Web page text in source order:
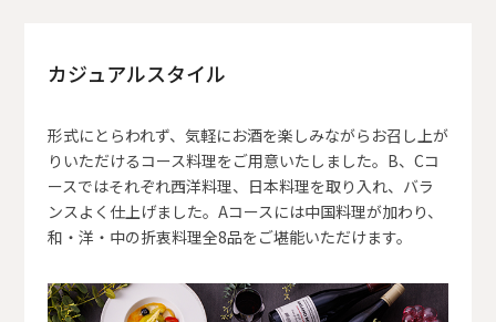
カジュアルスタイル
形式にとらわれず、気軽にお酒を楽しみながらお召し上が
りいただけるコース料理をご用意いたしました。B、Cコ
ースではそれぞれ西洋料理、日本料理を取り入れ、バラ
ンスよく仕上げました。Aコースには中国料理が加わり、
和・洋・中の折衷料理全8品をご堪能いただけます。